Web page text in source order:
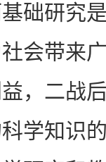
础研究
会带来
，二战
学知识